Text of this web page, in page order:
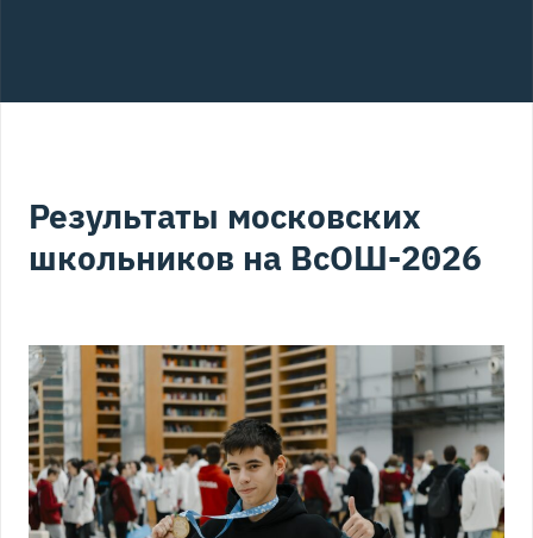
Результаты московских
школьников на ВсОШ-2026